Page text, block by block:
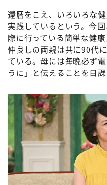
ザキ山小屋本館
ぺこぱのまるスポ
アナ回覧板
還暦をこえ、いろいろな
実践しているという。今
際に行っている簡単な健康
仲良しの両親は共に90代
ている。母には毎晩必ず
うに」と伝えることを日課